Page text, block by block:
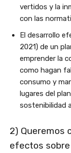
vertidos y la
con las
El desarrollo
2021) de un
emprender la
como hagan
consumo y
lugares del
sostenibilidad
2) Queremos
efectos sobre